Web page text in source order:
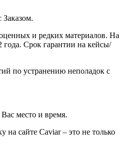
и редких материалов. На
года. Срок гарантии на кейсы/
по устранению неполадок с
место и время.
на сайте Caviar – это не только